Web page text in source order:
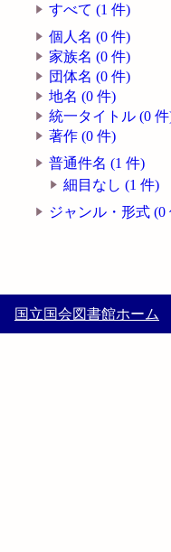
すべて (1 件)
個人名 (0 件)
家族名 (0 件)
団体名 (0 件)
地名 (0 件)
統一タイトル (0
著作 (0 件)
普通件名 (1 件)
細目なし (1 件)
ジャンル・形式 (0
国立国会図書館ホーム